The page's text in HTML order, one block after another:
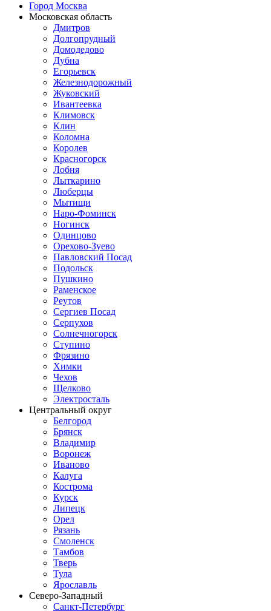
Город Москва
Московская область
Дмитров
Долгопрудный
Домодедово
Дубна
Егорьевск
Железнодорожный
Жуковский
Ивантеевка
Климовск
Клин
Коломна
Королев
Красногорск
Лобня
Лыткарино
Люберцы
Мытищи
Наро-Фоминск
Ногинск
Одинцово
Орехово-Зуево
Павловский Посад
Подольск
Пушкино
Раменское
Реутов
Сергиев Посад
Серпухов
Солнечногорск
Ступино
Фрязино
Химки
Чехов
Щелково
Электросталь
Центральный округ
Белгород
Брянск
Владимир
Воронеж
Иваново
Калуга
Кострома
Курск
Липецк
Орел
Рязань
Смоленск
Тамбов
Тверь
Тула
Ярославль
Северо-Западный
Санкт-Петербург